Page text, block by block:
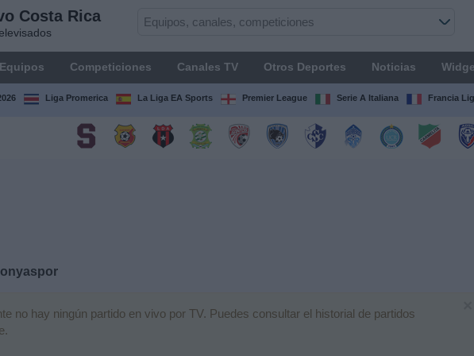
Costa Rica
Equipos Competiciones Canales TV Otros Deportes Noticias
Liga Promerica La Liga EA Sports Premier League Serie A Italiana Francia
no hay ningún partido en vivo por TV. Puedes consultar el historial de partidos